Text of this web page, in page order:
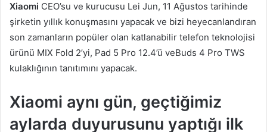
Xiaomi CEO’su ve kurucusu Lei Jun, 11 Ağustos tarihinde
şirketin yıllık konuşmasını yapacak ve bizi heyecanlandıran
son zamanların popüler olan katlanabilir telefon teknolojisi
ürünü MIX Fold 2’yi, Pad 5 Pro 12.4’ü veBuds 4 Pro TWS
kulaklığının tanıtımını yapacak.
Xiaomi aynı gün, geçtiğimiz
aylarda duyurusunu yaptığı ilk